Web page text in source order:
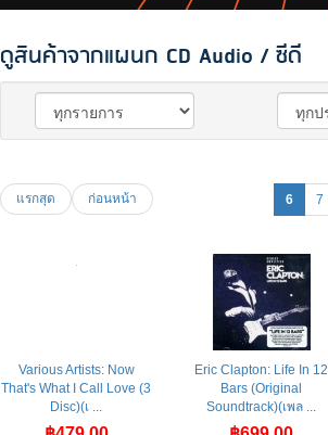
ดูสินค้าจากแผนก CD Audio / ซีดี
แรกสุด ก่อนหน้า 6 7
Various Artists: Now
That's What I Call Love (3
Disc)(เ ...
Eric Clapton: Life In 12
Bars (Original
Soundtrack)(เพล ...